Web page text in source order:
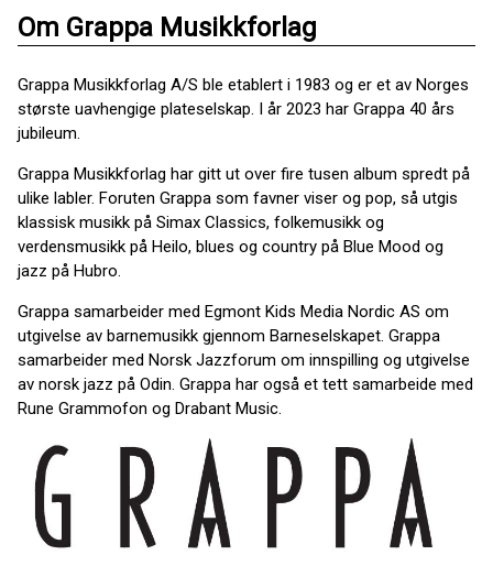
Om Grappa Musikkforlag
Grappa Musikkforlag A/S ble etablert i 1983 og er et av Norges
største uavhengige plateselskap. I år 2023 har Grappa 40 års
jubileum.
Grappa Musikkforlag har gitt ut over fire tusen album spredt på
ulike labler. Foruten Grappa som favner viser og pop, så utgis
klassisk musikk på Simax Classics, folkemusikk og
verdensmusikk på Heilo, blues og country på Blue Mood og
jazz på Hubro.
Grappa samarbeider med Egmont Kids Media Nordic AS om
utgivelse av barnemusikk gjennom Barneselskapet. Grappa
samarbeider med Norsk Jazzforum om innspilling og utgivelse
av norsk jazz på Odin. Grappa har også et tett samarbeide med
Rune Grammofon og Drabant Music.